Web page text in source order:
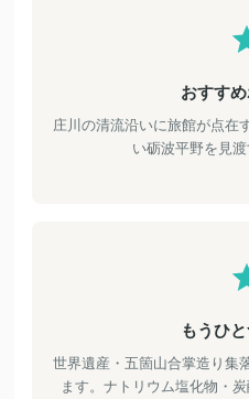
おすす
庄川の清流沿いに旅館が点在
い砺波平野を見渡
もうひ
世界遺産・五箇山合掌造り集
ます。ナトリウム塩化物・